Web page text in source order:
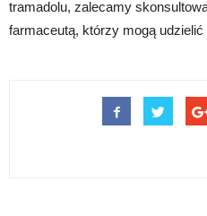
tramadolu, zalecamy
farmaceutą, którzy mogą